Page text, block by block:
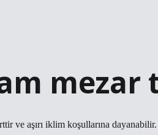
mezar
ve aşırı iklim koşullarına